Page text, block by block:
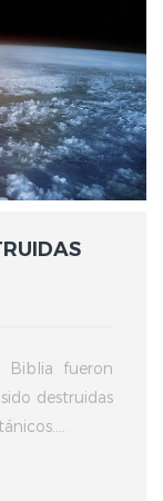
Biblia fueron
destruidas